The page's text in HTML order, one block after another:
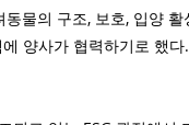
물의 구조, 보호, 입양
양사가 협력하기로 했